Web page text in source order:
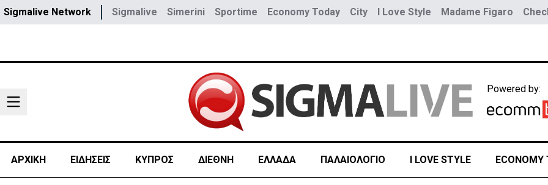
Sigmalive Network Sigmalive Simerini Sportime Economy Today City I Love Style Madame Figaro
Powered by:
ΑΡΧΙΚΗ ΕΙΔΗΣΕΙΣ ΚΥΠΡΟΣ ΔΙΕΘΝΗ ΕΛΛΑΔΑ ΠΑΛΑΙΟΛΟΓΙΟ I LOVE STYLE ECONOMY